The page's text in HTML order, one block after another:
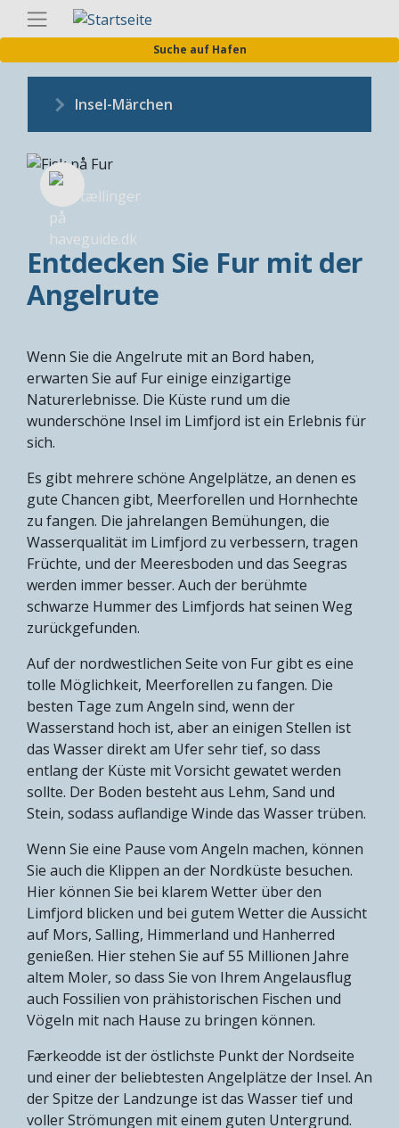
Direkt
zum
Suche auf Hafen
Insel-Märchen
Entdecken Sie Fur mit der
Angelrute
Wenn Sie die Angelrute mit an Bord haben,
erwarten Sie auf Fur einige einzigartige
Naturerlebnisse. Die Küste rund um die
wunderschöne Insel im Limfjord ist ein Erlebnis für
sich.
Es gibt mehrere schöne Angelplätze, an denen es
gute Chancen gibt, Meerforellen und Hornhechte
zu fangen. Die jahrelangen Bemühungen, die
Wasserqualität im Limfjord zu verbessern, tragen
Früchte, und der Meeresboden und das Seegras
werden immer besser. Auch der berühmte
schwarze Hummer des Limfjords hat seinen Weg
zurückgefunden.
Auf der nordwestlichen Seite von Fur gibt es eine
tolle Möglichkeit, Meerforellen zu fangen. Die
besten Tage zum Angeln sind, wenn der
Wasserstand hoch ist, aber an einigen Stellen ist
das Wasser direkt am Ufer sehr tief, so dass
entlang der Küste mit Vorsicht gewatet werden
sollte. Der Boden besteht aus Lehm, Sand und
Stein, sodass auflandige Winde das Wasser trüben.
Wenn Sie eine Pause vom Angeln machen, können
Sie auch die Klippen an der Nordküste besuchen.
Hier können Sie bei klarem Wetter über den
Limfjord blicken und bei gutem Wetter die Aussicht
auf Mors, Salling, Himmerland und Hanherred
genießen. Hier stehen Sie auf 55 Millionen Jahre
altem Moler, so dass Sie von Ihrem Angelausflug
auch Fossilien von prähistorischen Fischen und
Vögeln mit nach Hause zu bringen können.
Færkeodde ist der östlichste Punkt der Nordseite
und einer der beliebtesten Angelplätze der Insel. An
der Spitze der Landzunge ist das Wasser tief und
voller Strömungen mit einem guten Untergrund.